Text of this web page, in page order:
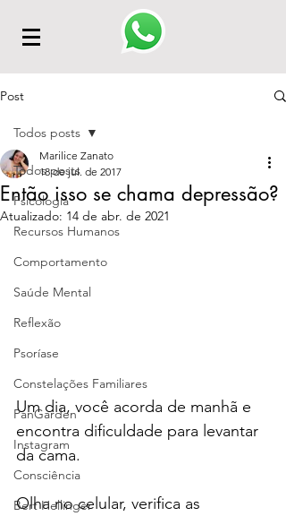
Post
Todos posts
Psicologia
Recursos Humanos
Comportamento
Saúde Mental
Reflexão
Psoríase
Constelações Familiares
PanGarden
Instagram
Consciência
Bert Hellinger
Todos posts
Então isso se chama depressão?
Marilice Zanato
18 de jul. de 2017
Atualizado: 14 de abr. de 2021
Um dia, você acorda de manhã e
encontra dificuldade para levantar
da cama.
Olha no celular, verifica as